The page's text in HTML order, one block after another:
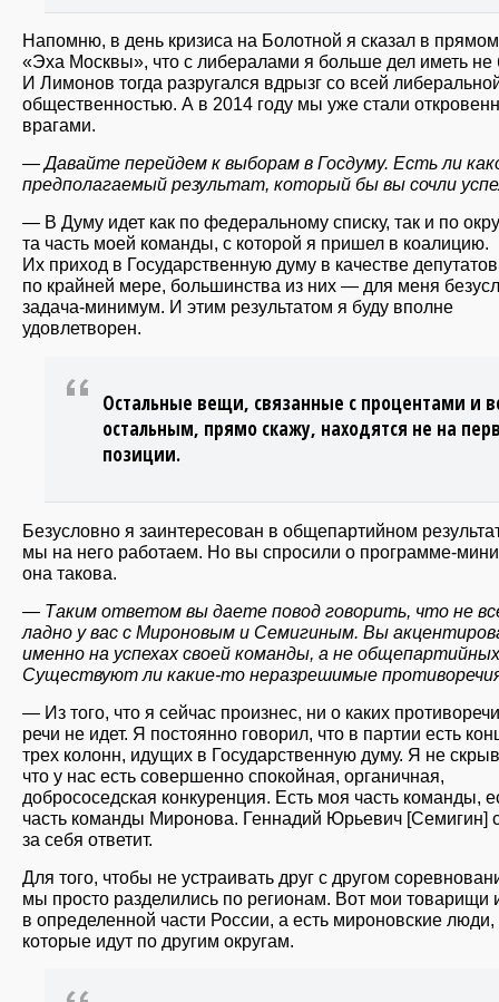
Напомню, в день кризиса на Болотной я сказал в
«Эха Москвы», что с либералами я больше дел иметь не
И Лимонов тогда разругался вдрызг со всей
общественностью. А в 2014 году мы уже стали
врагами.
— Давайте перейдем к выборам в Госдуму. Есть ли
предполагаемый результат, который бы вы сочли
— В Думу идет как по федеральному списку, так и по
та часть моей команды, с которой я пришел в коалицию.
Их приход в Государственную думу в качестве
по крайней мере, большинства из них — для меня
задача-минимум. И этим результатом я буду вполне
удовлетворен.
Остальные вещи, связанные с процентами и
остальным, прямо скажу, находятся не на
позиции.
Безусловно я заинтересован в общепартийном
мы на него работаем. Но вы спросили о программе-
она такова.
— Таким ответом вы даете повод говорить, что не
ладно у вас с Мироновым и Семигиным. Вы
именно на успехах своей команды, а не
Существуют ли какие-то неразрешимые
— Из того, что я сейчас произнес, ни о каких
речи не идет. Я постоянно говорил, что в партии есть
трех колонн, идущих в Государственную думу. Я не
что у нас есть совершенно спокойная, органичная,
добрососедская конкуренция. Есть моя часть команды,
часть команды Миронова. Геннадий Юрьевич [Семигин]
за себя ответит.
Для того, чтобы не устраивать друг с другом
мы просто разделились по регионам. Вот мои товарищи
в определенной части России, а есть мироновские люди,
которые идут по другим округам.